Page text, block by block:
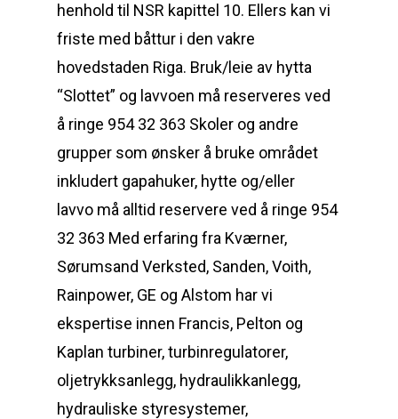
henhold til NSR kapittel 10. Ellers kan vi
friste med båttur i den vakre
hovedstaden Riga. Bruk/leie av hytta
“Slottet” og lavvoen må reserveres ved
å ringe 954 32 363 Skoler og andre
grupper som ønsker å bruke området
inkludert gapahuker, hytte og/eller
lavvo må alltid reservere ved å ringe 954
32 363 Med erfaring fra Kværner,
Sørumsand Verksted, Sanden, Voith,
Rainpower, GE og Alstom har vi
ekspertise innen Francis, Pelton og
Kaplan turbiner, turbinregulatorer,
oljetrykksanlegg, hydraulikkanlegg,
hydrauliske styresystemer,